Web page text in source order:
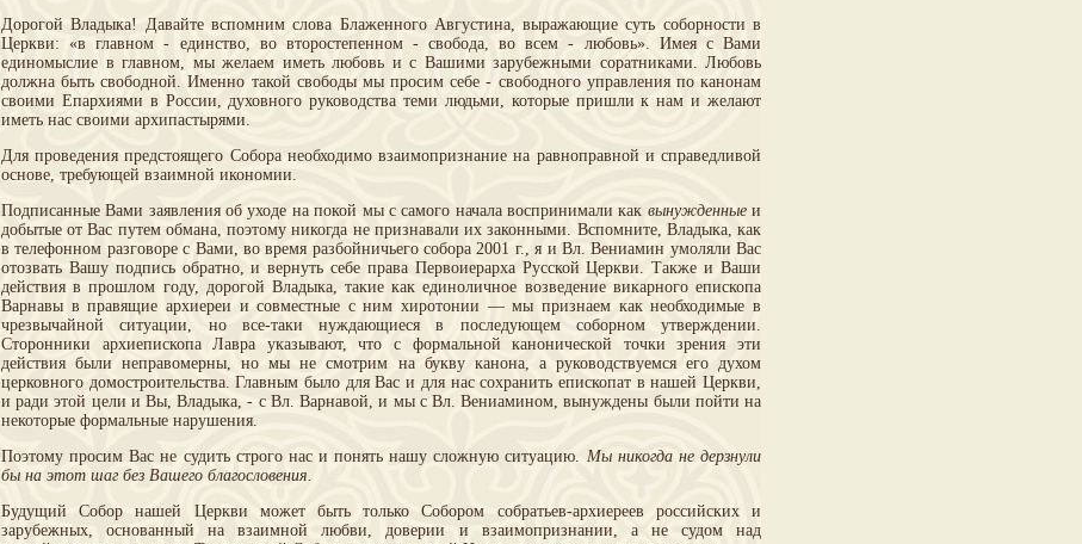
Дорогой Владыка! Давайте вспомним слова Блаженного Августина, выражающие суть соборности в
Церкви: «в главном - единство, во второстепенном - свобода, во всем - любовь». Имея с Вами
единомыслие в главном, мы желаем иметь любовь и с Вашими зарубежными соратниками. Любовь
должна быть свободной. Именно такой свободы мы просим себе - свободного управления по канонам
своими Епархиями в России, духовного руководства теми людьми, которые пришли к нам и желают
иметь нас своими архипастырями.
Для проведения предстоящего Собора необходимо взаимопризнание на равноправной и справедливой
основе, требующей взаимной икономии.
Подписанные Вами заявления об уходе на покой мы с самого начала воспринимали как вынужденныеи
добытые от Вас путем обмана, поэтому никогда не признавали их законными. Вспомните, Владыка, как
в телефонном разговоре с Вами, во время разбойничьего собора 2001 г., я и Вл. Вениамин умоляли Вас
отозвать Вашу подпись обратно, и вернуть себе права Первоиерарха Русской Церкви. Также и Ваши
действия в прошлом году, дорогой Владыка, такие как единоличное возведение викарного епископа
Варнавы в правящие архиереи и совместные с ним хиротонии — мы признаем как необходимые в
чрезвычайной ситуации, но все-таки нуждающиеся в последующем соборном утверждении.
Сторонники архиепископа Лавра указывают, что с формальной канонической точки зрения эти
действия были неправомерны, но мы не смотрим на букву канона, а руководствуемся его духом
церковного домостроительства. Главным было для Вас и для нас сохранить епископат в нашей Церкви,
и ради этой цели и Вы, Владыка, - с Вл. Варнавой, и мы с Вл. Вениамином, вынуждены были пойти на
некоторые формальные нарушения.
Поэтому просим Вас не судить строго нас и понять нашу сложную ситуацию. Мы никогда не дерзнули
бы на этот шаг без Вашего благословения.
Будущий Собор нашей Церкви может быть только Собором собратьев-архиереев российских и
зарубежных, основанный на взаимной любви, доверии и взаимопризнании, а не судом над